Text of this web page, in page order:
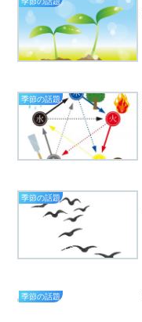
季節の話題
季節の話題
季節の話題